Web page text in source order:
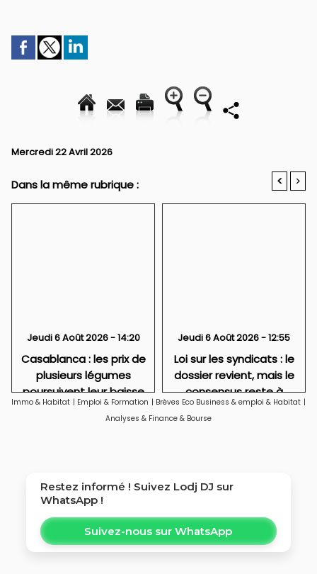
Mercredi 22 Avril 2026
Dans la même rubrique : < >
Jeudi 6 Août 2026 - 14:20
Casablanca : les prix de
plusieurs légumes
poursuivent leur baisse
Jeudi 6 Août 2026 - 12:55
Loi sur les syndicats : le
dossier revient, mais le
consensus reste à
fabriquer
Immo & Habitat | Emploi & Formation | Brèves Eco Business & emploi & Habitat |
Analyses & Finance & Bourse
Restez informé ! Suivez Lodj DJ sur
WhatsApp !
Suivez-nous sur WhatsApp